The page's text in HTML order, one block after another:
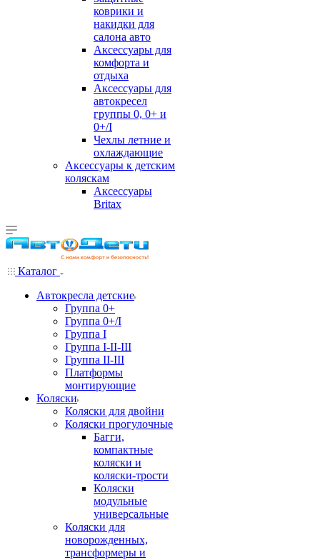
коврики и
накидки для
салона авто
Аксессуары для
комфорта и
отдыха
Аксессуары для
автокресел
группы 0, 0+ и
0+/I
Чехлы летние и
охлаждающие
Аксессуары к детским
коляскам
Аксессуары
Britax
Каталог
Автокресла детские
Группа 0+
Группа 0+/I
Группа I
Группа I-II-III
Группа II-III
Платформы
монтирующие
Коляски
Коляски для двойни
Коляски прогулочные
Багги,
компактные
коляски и
коляски-трости
Коляски
модульные
универсальные
Коляски для
новорожденных,
трансформеры и